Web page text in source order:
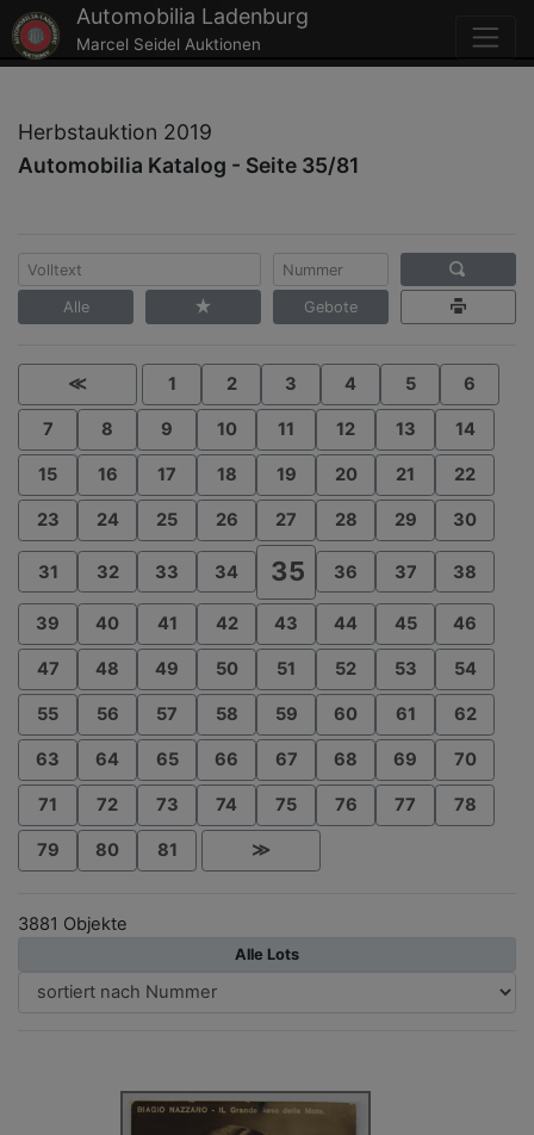
Automobilia Ladenburg
Marcel Seidel Auktionen
Herbstauktion 2019
Automobilia Katalog - Seite 35/81
Alle Gebote
≪ 1 2 3 4 5 6
7 8 9 10 11 12 13 14
15 16 17 18 19 20 21 22
23 24 25 26 27 28 29 30
31 32 33 34 35 36 37 38
39 40 41 42 43 44 45 46
47 48 49 50 51 52 53 54
55 56 57 58 59 60 61 62
63 64 65 66 67 68 69 70
71 72 73 74 75 76 77 78
79 80 81 ≫
3881 Objekte
Alle Lots